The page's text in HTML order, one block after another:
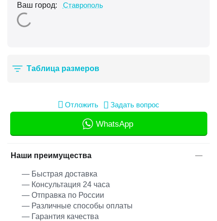
Ваш город: Ставрополь
Таблица размеров
Отложить Задать вопрос
WhatsApp
Наши преимущества
— Быстрая доставка
— Консультация 24 часа
— Отправка по России
— Различные способы оплаты
— Гарантия качества